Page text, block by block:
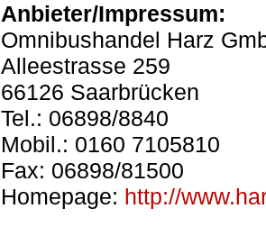
Anbieter/Impressum:
Omnibushandel Harz
Alleestrasse 259
66126 Saarbrücken
Tel.: 06898/8840
Mobil.: 0160 7105810
Fax: 06898/81500
Homepage: http://